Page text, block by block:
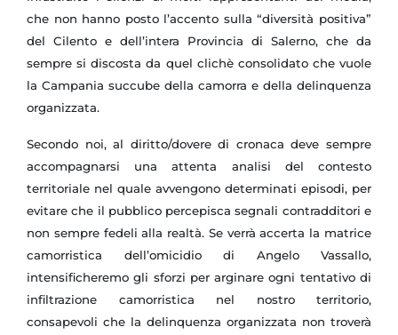
che non hanno posto l’accento sulla “diversità positiva”
del Cilento e dell’intera Provincia di Salerno, che da
sempre si discosta da quel clichè consolidato che vuole
la Campania succube della camorra e della delinquenza
organizzata.
Secondo noi, al diritto/dovere di cronaca deve sempre
accompagnarsi una attenta analisi del contesto
territoriale nel quale avvengono determinati episodi, per
evitare che il pubblico percepisca segnali contradditori e
non sempre fedeli alla realtà. Se verrà accerta la matrice
camorristica dell’omicidio di Angelo Vassallo,
intensificheremo gli sforzi per arginare ogni tentativo di
infiltrazione camorristica nel nostro territorio,
consapevoli che la delinquenza organizzata non troverà